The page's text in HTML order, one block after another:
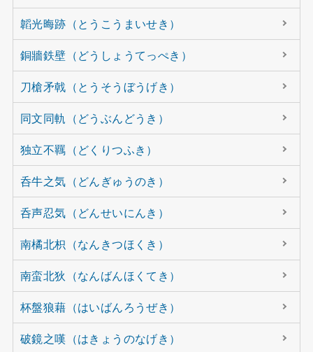
韜光晦跡（とうこうまいせき）
銅牆鉄壁（どうしょうてっぺき）
刀槍矛戟（とうそうぼうげき）
同文同軌（どうぶんどうき）
独立不羈（どくりつふき）
呑牛之気（どんぎゅうのき）
呑声忍気（どんせいにんき）
南橘北枳（なんきつほくき）
南蛮北狄（なんばんほくてき）
杯盤狼藉（はいばんろうぜき）
破鏡之嘆（はきょうのなげき）